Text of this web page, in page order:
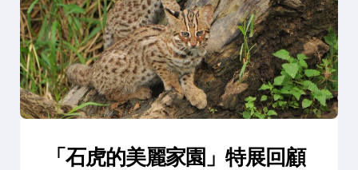
「石虎的美麗家園」特展回顧